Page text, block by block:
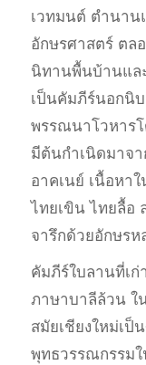
เวทมนต์ ตำนาน
อักษรศาสตร์ ตล
นิทานพื้นบ้านแล
เป็นคัมภีร์นอกนิ
พรรณนาโวหาร
มีต้นกำเนิดมาจ
อาคเนย์ เนื้อหา
ไทยเขิน ไทยลื้อ
จารึกด้วยอักษรห
คัมภีร์ใบลานที่เ
ภาษาบาลีล้วน ใ
สมัยเชียงใหม่เป็
พุทธวรรณกรรม